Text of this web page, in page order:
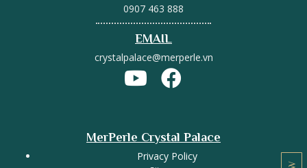
0907 463 888
EMAIL
crystalpalace@merperle.vn
MerPerle Crystal Palace
Privacy Policy